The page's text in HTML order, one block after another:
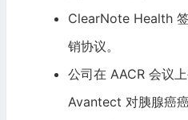
ClearNote Health
销协议。
公司在 AACR 会议
Avantect 对胰腺癌